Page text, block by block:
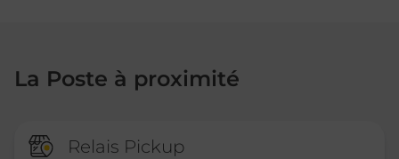
La Poste à proximité
Relais Pickup